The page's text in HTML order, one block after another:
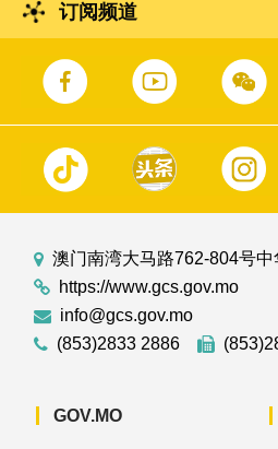
订阅频道
澳门南湾大马路762-804号中
https://www.gcs.gov.mo
info@gcs.gov.mo
(853)2833 2886
GOV.MO